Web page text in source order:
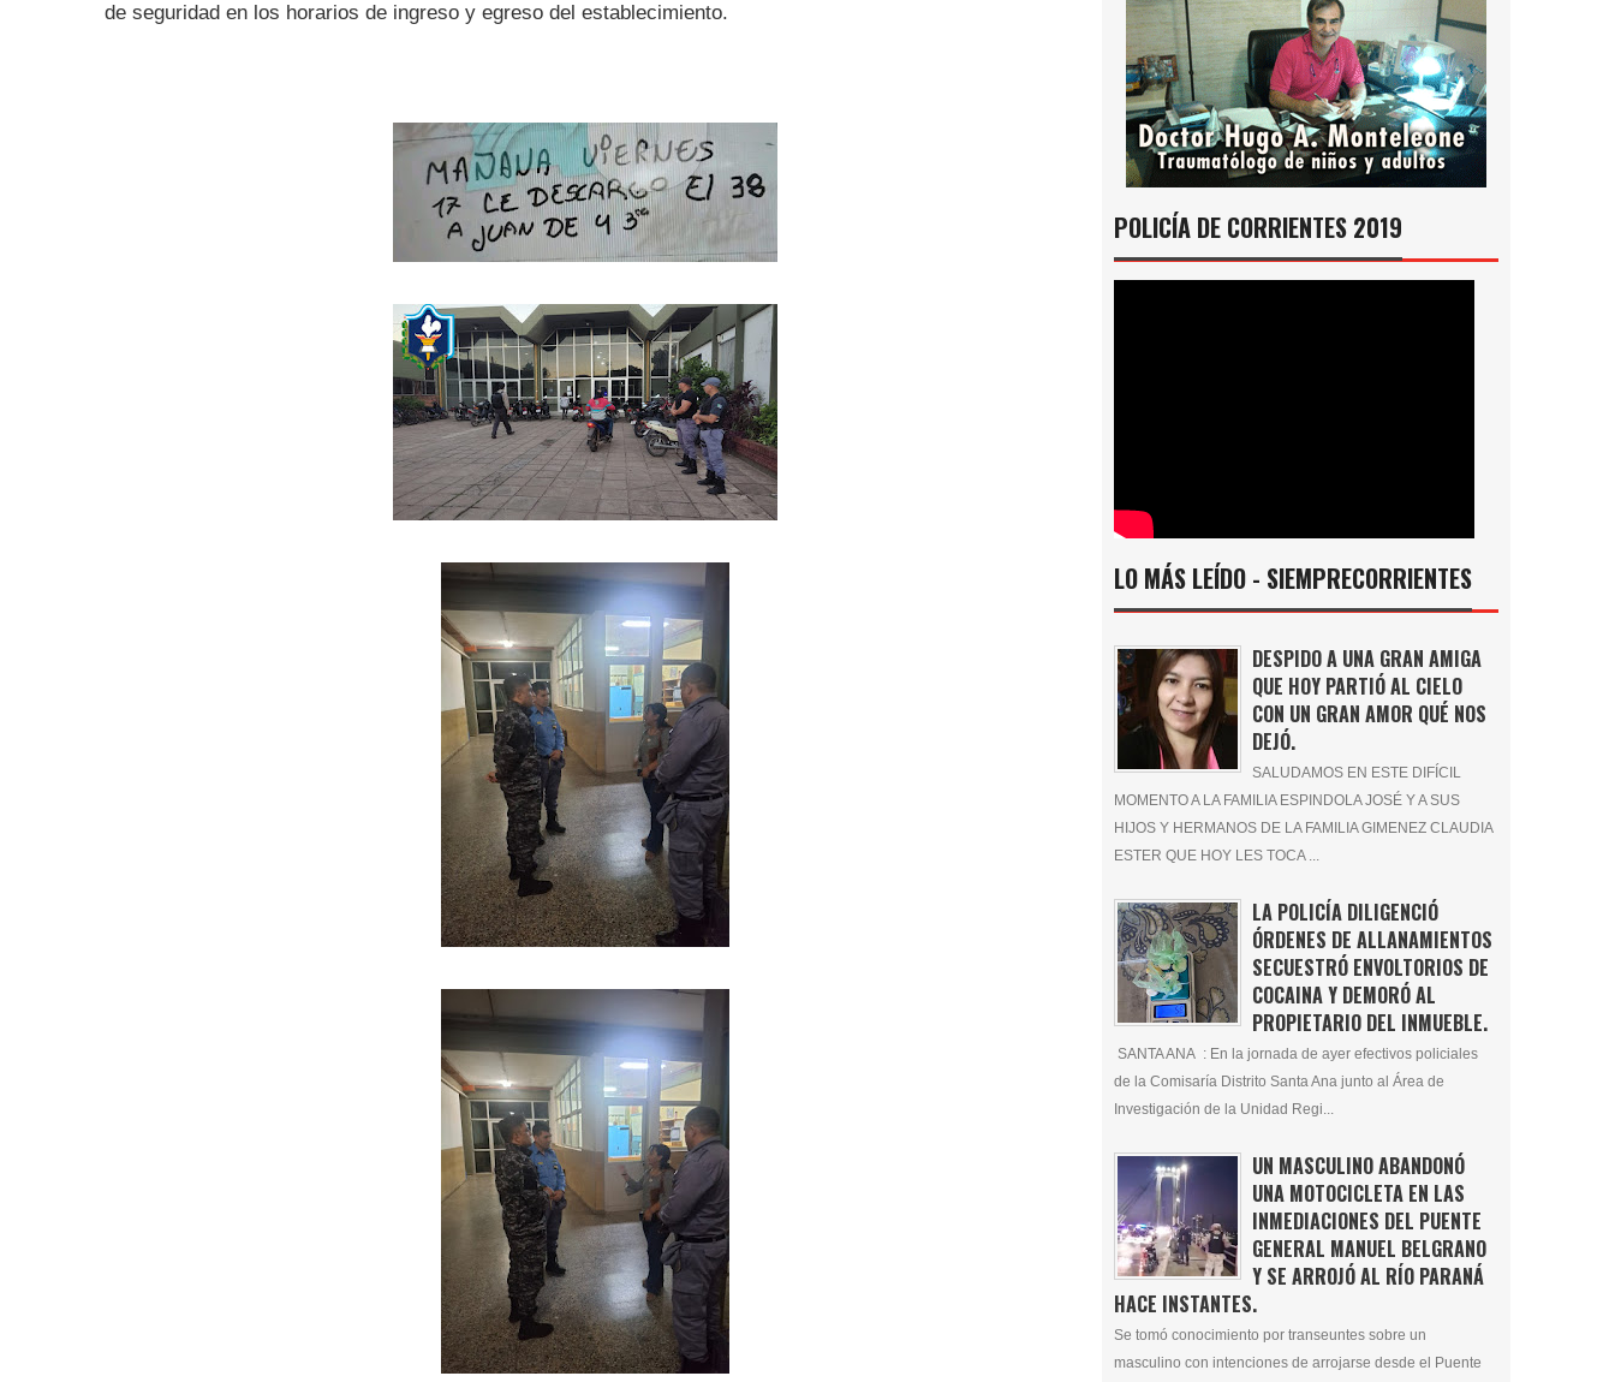
de seguridad en los horarios de ingreso y egreso del establecimiento.
POLICÍA DE CORRIENTES 2019
LO MÁS LEÍDO - SIEMPRECORRIENTES
DESPIDO A UNA GRAN AMIGA
QUE HOY PARTIÓ AL CIELO
CON UN GRAN AMOR QUÉ NOS
DEJÓ.
SALUDAMOS EN ESTE DIFÍCIL
MOMENTO A LA FAMILIA ESPINDOLA JOSÉ Y A SUS
HIJOS Y HERMANOS DE LA FAMILIA GIMENEZ CLAUDIA
ESTER QUE HOY LES TOCA ...
LA POLICÍA DILIGENCIÓ
ÓRDENES DE ALLANAMIENTOS
SECUESTRÓ ENVOLTORIOS DE
COCAINA Y DEMORÓ AL
PROPIETARIO DEL INMUEBLE.
SANTA ANA : En la jornada de ayer efectivos policiales
de la Comisaría Distrito Santa Ana junto al Área de
Investigación de la Unidad Regi...
UN MASCULINO ABANDONÓ
UNA MOTOCICLETA EN LAS
INMEDIACIONES DEL PUENTE
GENERAL MANUEL BELGRANO
Y SE ARROJÓ AL RÍO PARANÁ
HACE INSTANTES.
Se tomó conocimiento por transeuntes sobre un
masculino con intenciones de arrojarse desde el Puente